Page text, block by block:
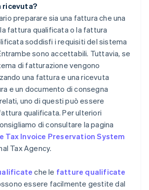
ricevuta?
preparare sia una fattura che una
fattura qualificata o la fattura
soddisfi i requisiti del sistema
sono accettabili. Tuttavia, se
di fatturazione vengono
una fattura e una ricevuta
e un documento di consegna
uno di questi può essere
qualificata. Per ulteriori
di consultare la pagina
Tax Invoice Preservation System
Tax Agency.
che le fatture qualificate
essere facilmente gestite dal